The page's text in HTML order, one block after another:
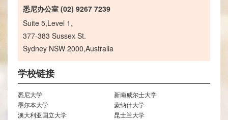
悉尼办公室 (02) 9267 7239
Suite 5,Level 1,
377-383 Sussex St.
Sydney NSW 2000,Australia
学校链接
悉尼大学
新南威尔士大学
墨尔本大学
蒙纳什大学
澳大利亚国立大学
昆士兰大学